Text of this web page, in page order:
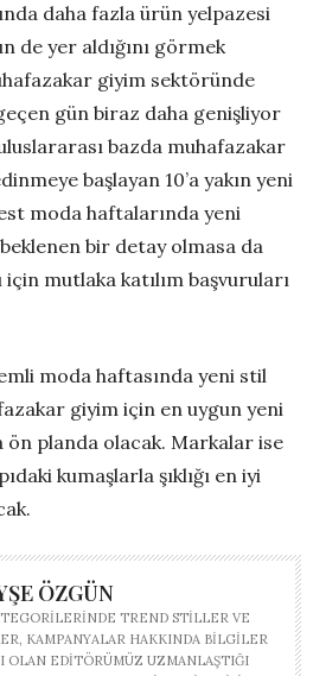
daha fazla ürün yelpazesi
de yer aldığını görmek
giyim sektöründe
gün biraz daha genişliyor
bazda muhafazakar
başlayan 10’a yakın yeni
moda haftalarında yeni
bir detay olmasa da
mutlaka katılım başvuruları
moda haftasında yeni stil
giyim için en uygun yeni
ön planda olacak. Markalar ise
kumaşlarla şıklığı en iyi
ÖZGÜN
TREND STILLER VE
KAMPANYALAR HAKKINDA BILGILER
OLAN EDITÖRÜMÜZ UZMANLAŞTIĞI